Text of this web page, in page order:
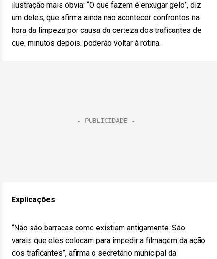
ilustração mais óbvia: “O que fazem é enxugar gelo”, diz
um deles, que afirma ainda não acontecer confrontos na
hora da limpeza por causa da certeza dos traficantes de
que, minutos depois, poderão voltar à rotina.
Explicações
“Não são barracas como existiam antigamente. São
varais que eles colocam para impedir a filmagem da ação
dos traficantes”, afirma o secretário municipal da